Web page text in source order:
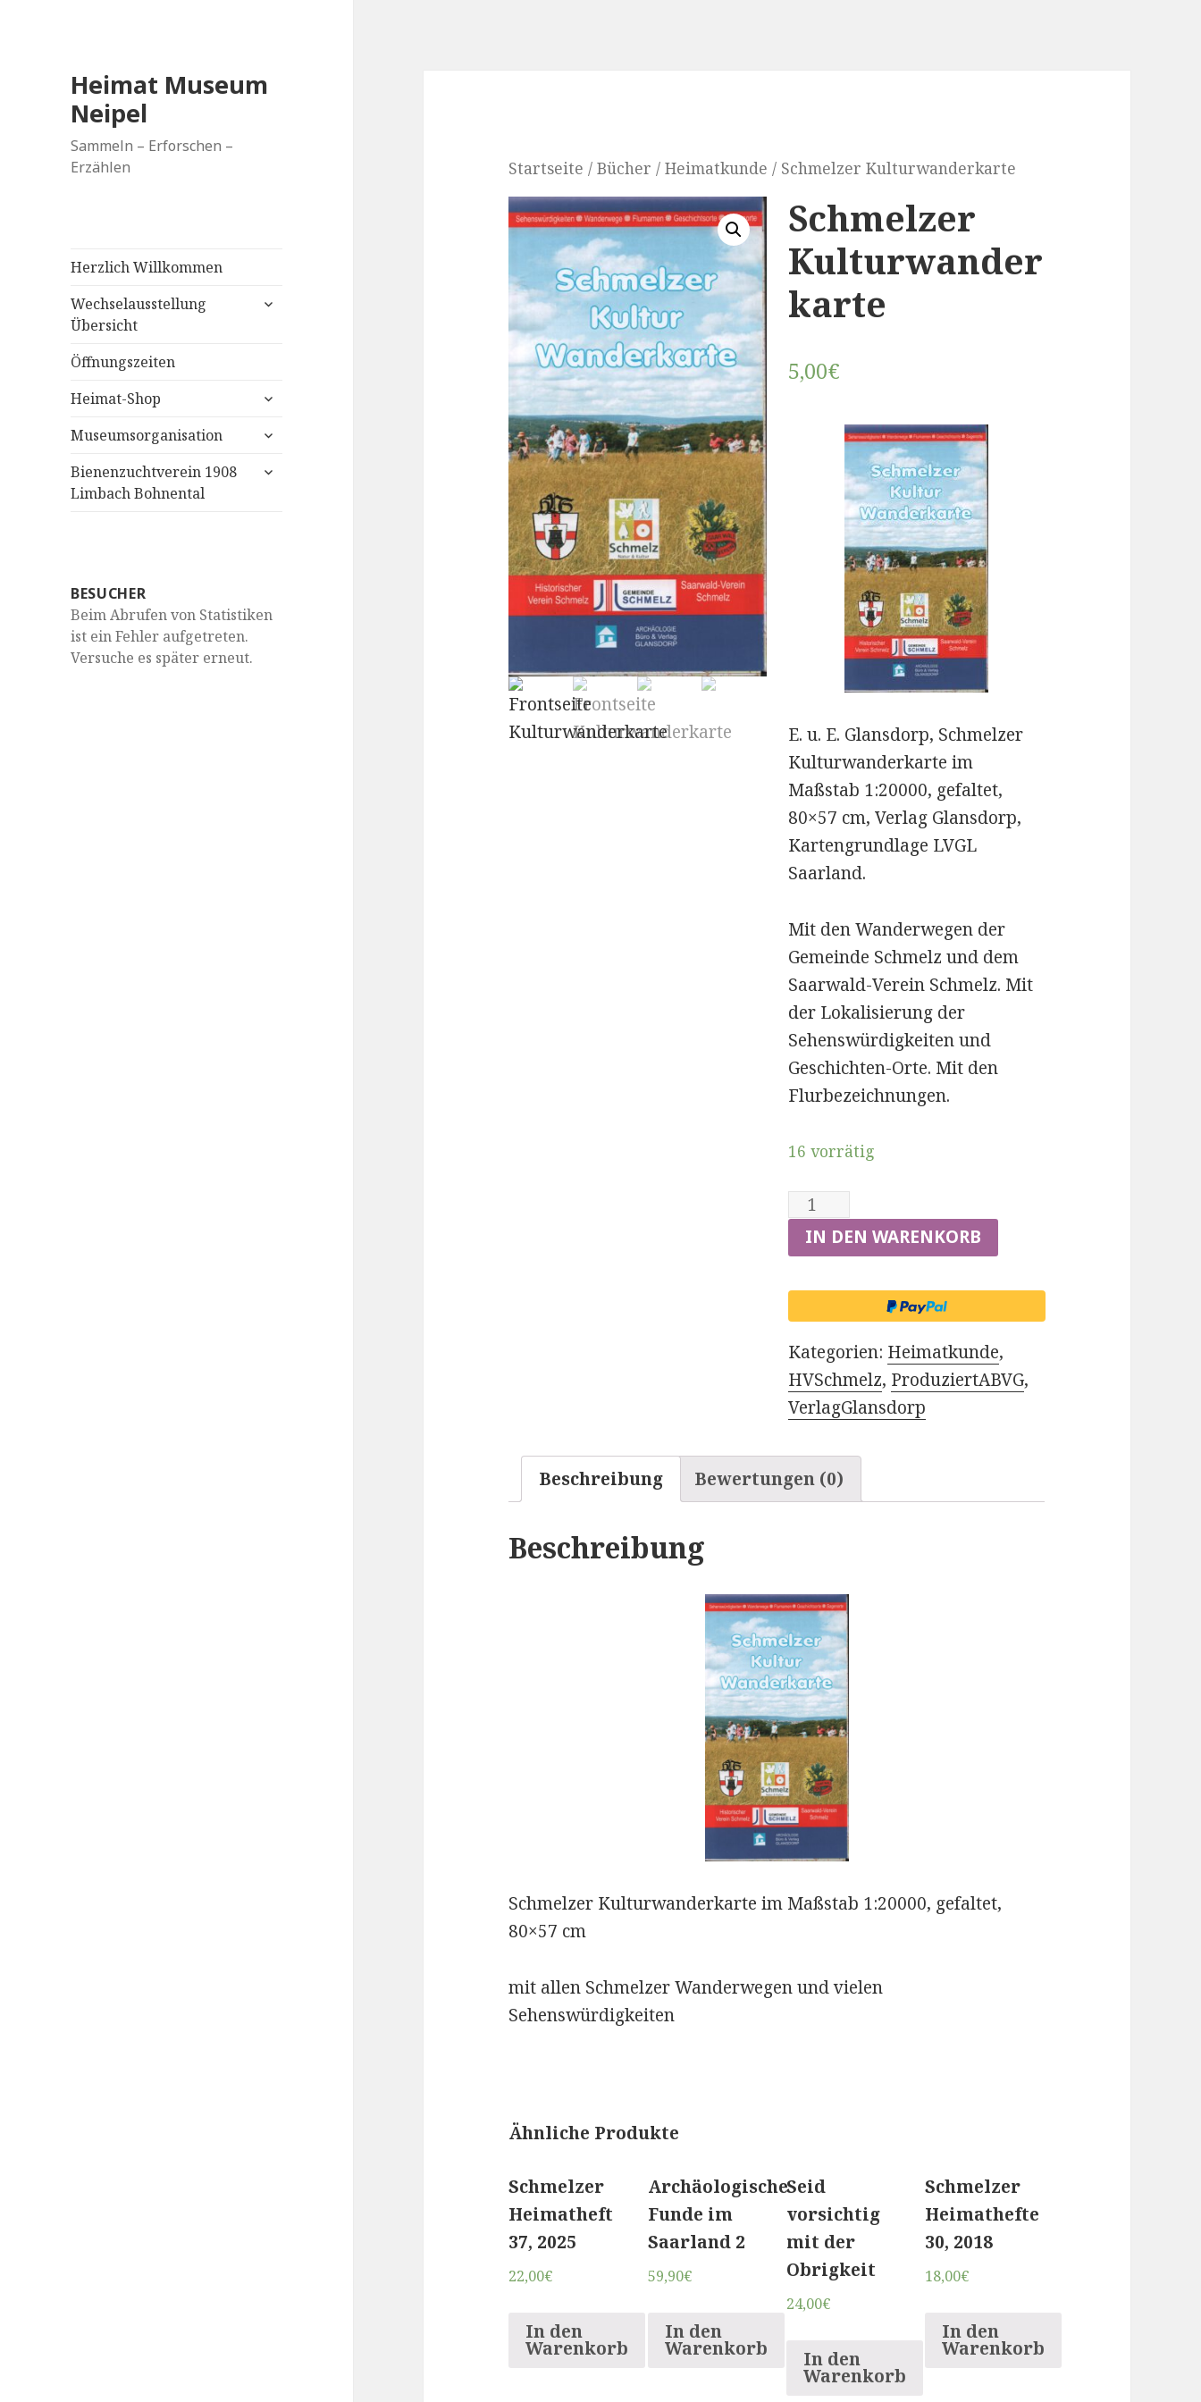
Heimat Museum
Neipel
Sammeln – Erforschen –
Erzählen
Herzlich Willkommen
Wechselausstellung
Übersicht
untermenü
Öffnungszeiten
Heimat-Shop
untermenü
Museumsorganisation
untermenü
Bienenzuchtverein 1908
Limbach Bohnental
untermenü
BESUCHER
Beim Abrufen von Statistiken
ist ein Fehler aufgetreten.
Versuche es später erneut.
Startseite /Bücher /Heimatkunde / Schmelzer Kulturwanderkarte
Schmelzer
Kulturwander
karte
5,00€
E. u. E. Glansdorp, Schmelzer
Kulturwanderkarte im
Maßstab 1:20000, gefaltet,
80×57 cm, Verlag Glansdorp,
Kartengrundlage LVGL
Saarland.
Mit den Wanderwegen der
Gemeinde Schmelz und dem
Saarwald-Verein Schmelz. Mit
der Lokalisierung der
Sehenswürdigkeiten und
Geschichten-Orte. Mit den
Flurbezeichnungen.
16 vorrätig
Schmelzer
Kulturwanderkarte
Menge
IN DEN WARENKORB
Kategorien: Heimatkunde,
HVSchmelz, ProduziertABVG,
VerlagGlansdorp
Beschreibung Bewertungen (0)
Beschreibung
Schmelzer Kulturwanderkarte im Maßstab 1:20000, gefaltet,
80×57 cm
mit allen Schmelzer Wanderwegen und vielen
Sehenswürdigkeiten
Ähnliche Produkte
Schmelzer
Heimatheft
37, 2025
22,00€
In den
Warenkorb
Archäologische
Funde im
Saarland 2
59,90€
In den
Warenkorb
Seid
vorsichtig
mit der
Obrigkeit
24,00€
In den
Warenkorb
Schmelzer
Heimathefte
30, 2018
18,00€
In den
Warenkorb